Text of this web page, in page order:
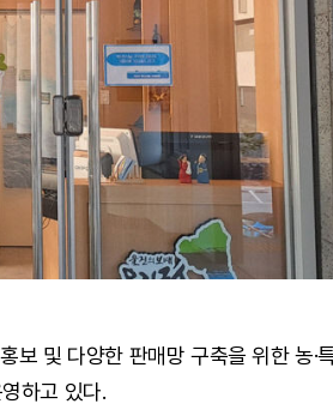
보 및 다양한 판매망 구축을 위한 농·
하고 있다.